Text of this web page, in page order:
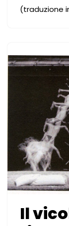
(traduzione
Il